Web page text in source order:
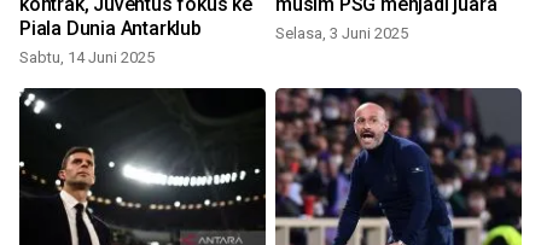
Piala Dunia Antarklub
Sabtu, 14 Juni 2025
Selasa, 3 Juni 2025